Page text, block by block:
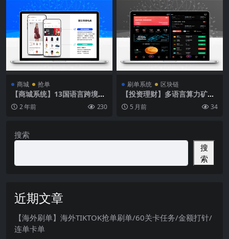
商城 抢单
【商城系统】13国语言跨境电
商多商户商城产品库一键选品
一键铺货
2 年前 230
刷单系统 区块链
【投资理财】多语言算力矿机
源码/im即时通讯/FIL线性释
放 5 月前 34
搜索
搜
索
近期文章
【海外刷单】海外TIKTOK抢单刷单/60关卡任务/金额打针/
连单卡单